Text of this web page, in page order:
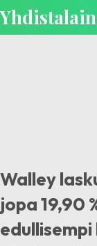
Walley
jopa 19,90
edullisempi